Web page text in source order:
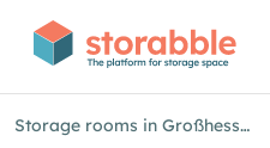
Storage rooms in Großhesselohe